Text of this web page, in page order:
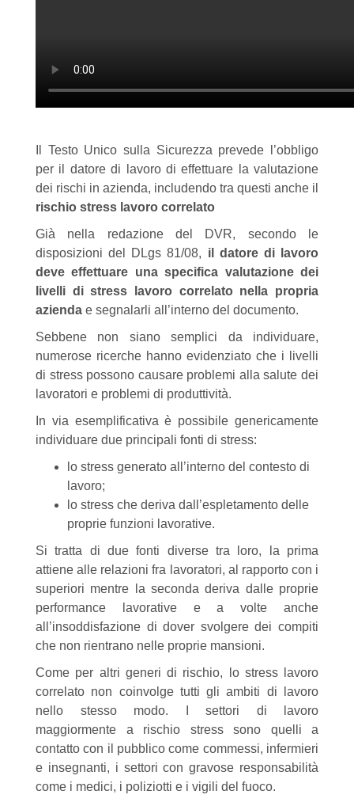
Il Testo Unico sulla Sicurezza prevede l’obbligo
per il datore di lavoro di effettuare la valutazione
dei rischi in azienda, includendo tra questi anche il
rischio stress lavoro correlato
Già nella redazione del DVR, secondo le
disposizioni del DLgs 81/08, il datore di lavoro
deve effettuare una specifica valutazione dei
livelli di stress lavoro correlato nella propria
azienda e segnalarli all’interno del documento.
Sebbene non siano semplici da individuare,
numerose ricerche hanno evidenziato che i livelli
di stress possono causare problemi alla salute dei
lavoratori e problemi di produttività.
In via esemplificativa è possibile genericamente
individuare due principali fonti di stress:
lo stress generato all’interno del contesto di
lavoro;
lo stress che deriva dall’espletamento delle
proprie funzioni lavorative.
Si tratta di due fonti diverse tra loro, la prima
attiene alle relazioni fra lavoratori, al rapporto con i
superiori mentre la seconda deriva dalle proprie
performance lavorative e a volte anche
all’insoddisfazione di dover svolgere dei compiti
che non rientrano nelle proprie mansioni.
Come per altri generi di rischio, lo stress lavoro
correlato non coinvolge tutti gli ambiti di lavoro
nello stesso modo. I settori di lavoro
maggiormente a rischio stress sono quelli a
contatto con il pubblico come commessi, infermieri
e insegnanti, i settori con gravose responsabilità
come i medici, i poliziotti e i vigili del fuoco.